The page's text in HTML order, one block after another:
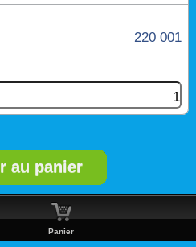
220 001
Panier